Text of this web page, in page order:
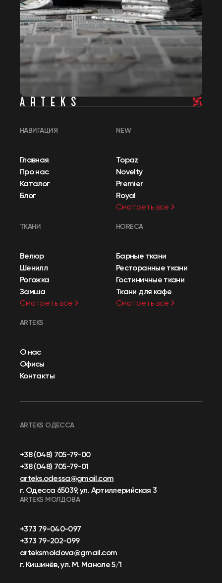
НАВИГАЦИЯ
Главная
Про нас
Каталог
Блог
NEW
Topaz
Novelty
Premier
Royal
Смотреть все
ТКАНИ
Велюр
Шенилл
Рогожка
Замша
Смотреть все
HORECA
Барные ткани
Ресторанные ткани
Гостиничные ткани
Ткани для кафе
Смотреть все
ARTEKS
О нас
Офисы
Контакты
ARTEKS ОДЕССА
+38 (048) 705-79-00
+38 (048) 705-79-01
arteks.odessa@gmail.com
г. Одесса 65039, ул. Артиллерийская 3
ARTEKS МОЛДОВА
+373 79-040-097
+373 79-202-099
arteksmoldova@gmail.com
г. Кишинёв, ул. М. Маноле 5/1